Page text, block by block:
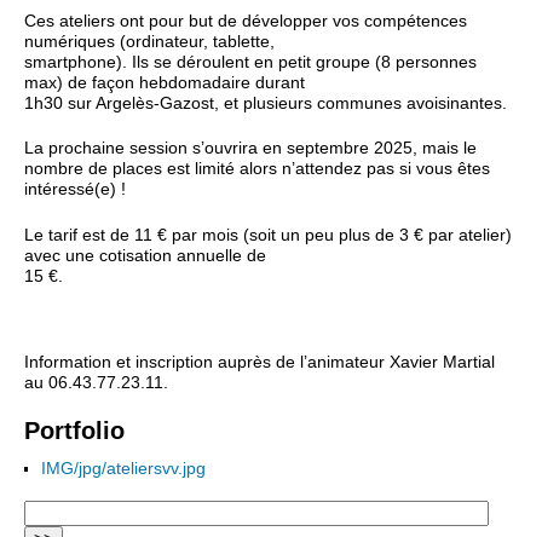
Ces ateliers ont pour but de développer vos compétences
numériques (ordinateur, tablette,
smartphone). Ils se déroulent en petit groupe (8 personnes
max) de façon hebdomadaire durant
1h30 sur Argelès-Gazost, et plusieurs communes avoisinantes.
La prochaine session s’ouvrira en septembre 2025, mais le
nombre de places est limité alors n’attendez pas si vous êtes
intéressé(e) !
Le tarif est de 11 € par mois (soit un peu plus de 3 € par atelier)
avec une cotisation annuelle de
15 €.
Information et inscription auprès de l’animateur Xavier Martial
au 06.43.77.23.11.
Portfolio
IMG/jpg/ateliersvv.jpg